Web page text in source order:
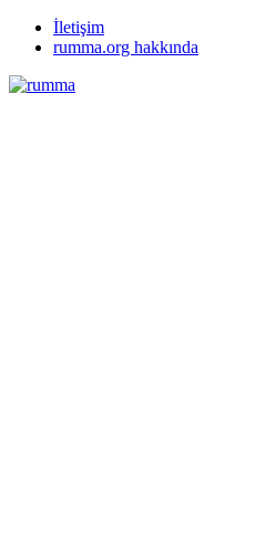
İletişim
rumma.org hakkında